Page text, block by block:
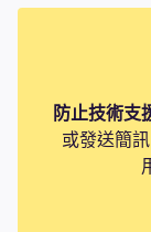
防止技術支
或發送簡